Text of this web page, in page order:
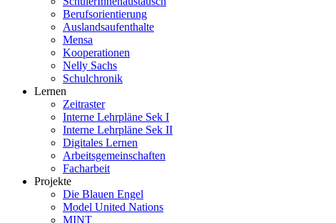
Berufsorientierung
Auslandsaufenthalte
Mensa
Kooperationen
Nelly Sachs
Schulchronik
Lernen
Zeitraster
Interne Lehrpläne Sek I
Interne Lehrpläne Sek II
Digitales Lernen
Arbeitsgemeinschaften
Facharbeit
Projekte
Die Blauen Engel
Model United Nations
MINT